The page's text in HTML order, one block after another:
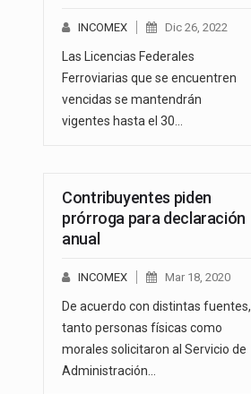
INCOMEX Dic 26, 2022
Las Licencias Federales
Ferroviarias que se encuentren
vencidas se mantendrán
vigentes hasta el 30…
Contribuyentes piden
prórroga para declaración
anual
INCOMEX Mar 18, 2020
De acuerdo con distintas fuentes,
tanto personas físicas como
morales solicitaron al Servicio de
Administración…